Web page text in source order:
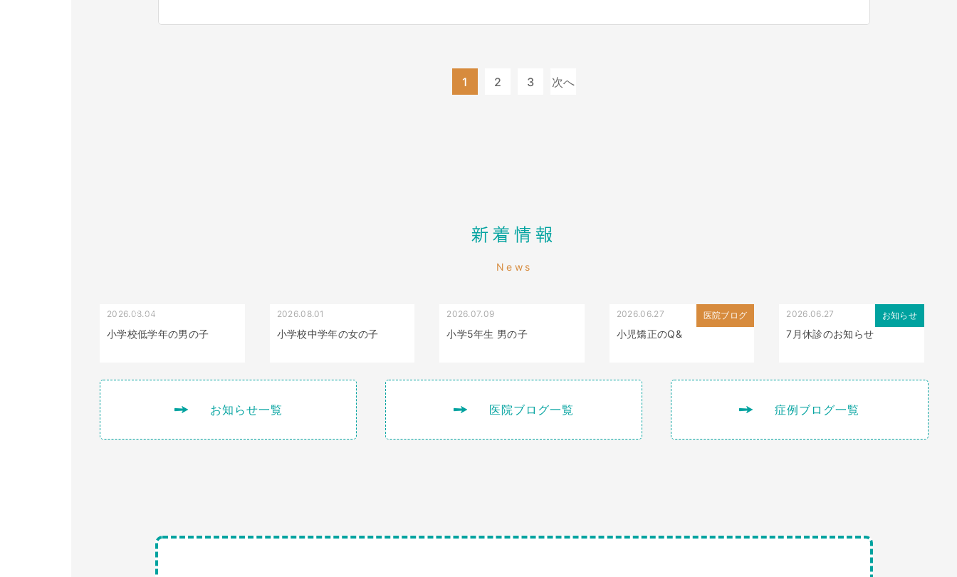
投
ジ
送
1 2 3 次へ
新着情報
News
受け口（しゃくれている）
2026.08.04
小学校低学年の男の子
2026.08.01
小学校中学年の女の子
2026.07.09
小学5年生 男の子
医院ブログ
2026.06.27
小児矯正のQ&
お知らせ
2026.06.27
7月休診のお知らせ
お知らせ一覧 医院ブログ一覧 症例ブログ一覧